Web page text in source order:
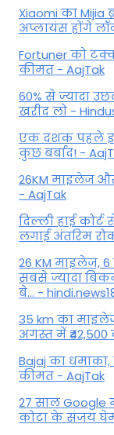
Xiaomi का Mijia
अप्लायंस होंगे
Fortuner को
कीमत - AajTak
60% से ज्यादा
खरीद लो -
एक दशक पहले
कुछ बर्बाद! -
26KM माइलेज
- AajTak
दिल्ली हाई
लगाई अंतरिम
26 KM माइलेज,
सबसे ज्यादा
बे... -
35 km का
अगस्त में
Bajaj का
कीमत - AajTak
27 साल
कोटा के संजय